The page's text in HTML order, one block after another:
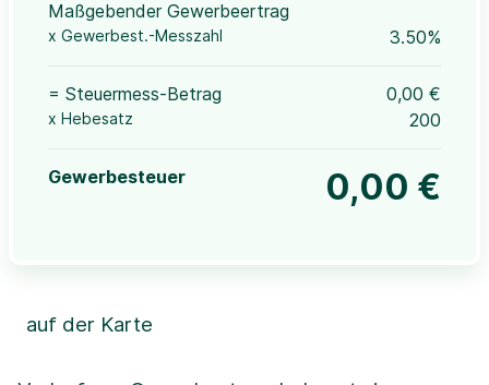
Maßgebender Gewerbeertrag
x Gewerbest.-Messzahl 3.50%
= Steuermess-Betrag 0,00 €
x Hebesatz 200
Gewerbesteuer 0,00 €
auf der Karte
Leaflet|©OpenStreetMap, ©CartoDB,